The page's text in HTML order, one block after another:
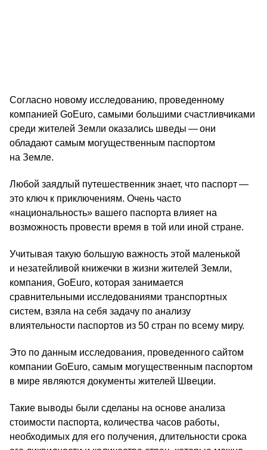
Согласно новому исследованию, проведенному
компанией GoEuro, самыми большими счастливчиками
среди жителей Земли оказались шведы — они
обладают самым могущественным паспортом
на Земле.
Любой заядлый путешественник знает, что паспорт —
это ключ к приключениям. Очень часто
«национальность» вашего паспорта влияет на
возможность провести время в той или иной стране.
Учитывая такую большую важность этой маленькой
и незатейливой книжечки в жизни жителей Земли,
компания, GoEurо, которая занимается
сравнительными исследованиями транспортных
систем, взяла на себя задачу по анализу
влиятельности паспортов из 50 стран по всему миру.
Это по данным исследования, проведенного сайтом
компании GoEuro, самым могущественным паспортом
в мире являются документы жителей Швеции.
Такие выводы были сделаны на основе анализа
стоимости паспорта, количества часов работы,
необходимых для его получения, длительности срока